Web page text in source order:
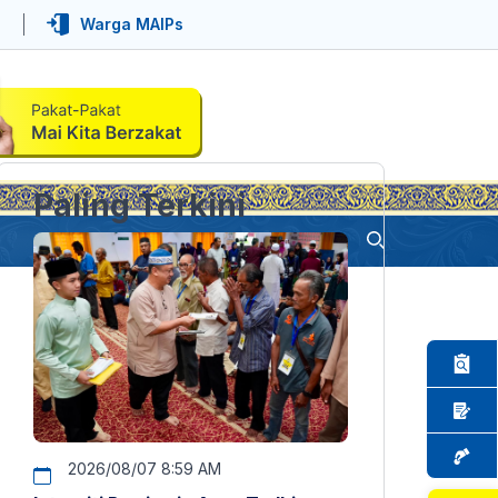
Warga MAIPs
Paling Terkini
2026/08/07 8:59 AM